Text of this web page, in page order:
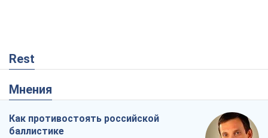
Rest
Мнения
Как противостоять российской
баллистике